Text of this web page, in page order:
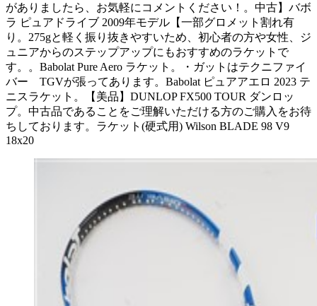
がありましたら、お気軽にコメントください！。中古】バボ
ラ ピュアドライブ 2009年モデル【一部グロメット割れ有
り。275gと軽く振り抜きやすいため、初心者の方や女性、ジ
ュニアからのステップアップにもおすすめのラケットで
す。。Babolat Pure Aero ラケット。・ガットはテクニファイ
バー TGVが張ってあります。Babolat ピュアアエロ 2023 テ
ニスラケット。【美品】DUNLOP FX500 TOUR ダンロッ
プ。中古品であることをご理解いただける方のご購入をお待
ちしております。ラケット(硬式用) Wilson BLADE 98 V9
18x20